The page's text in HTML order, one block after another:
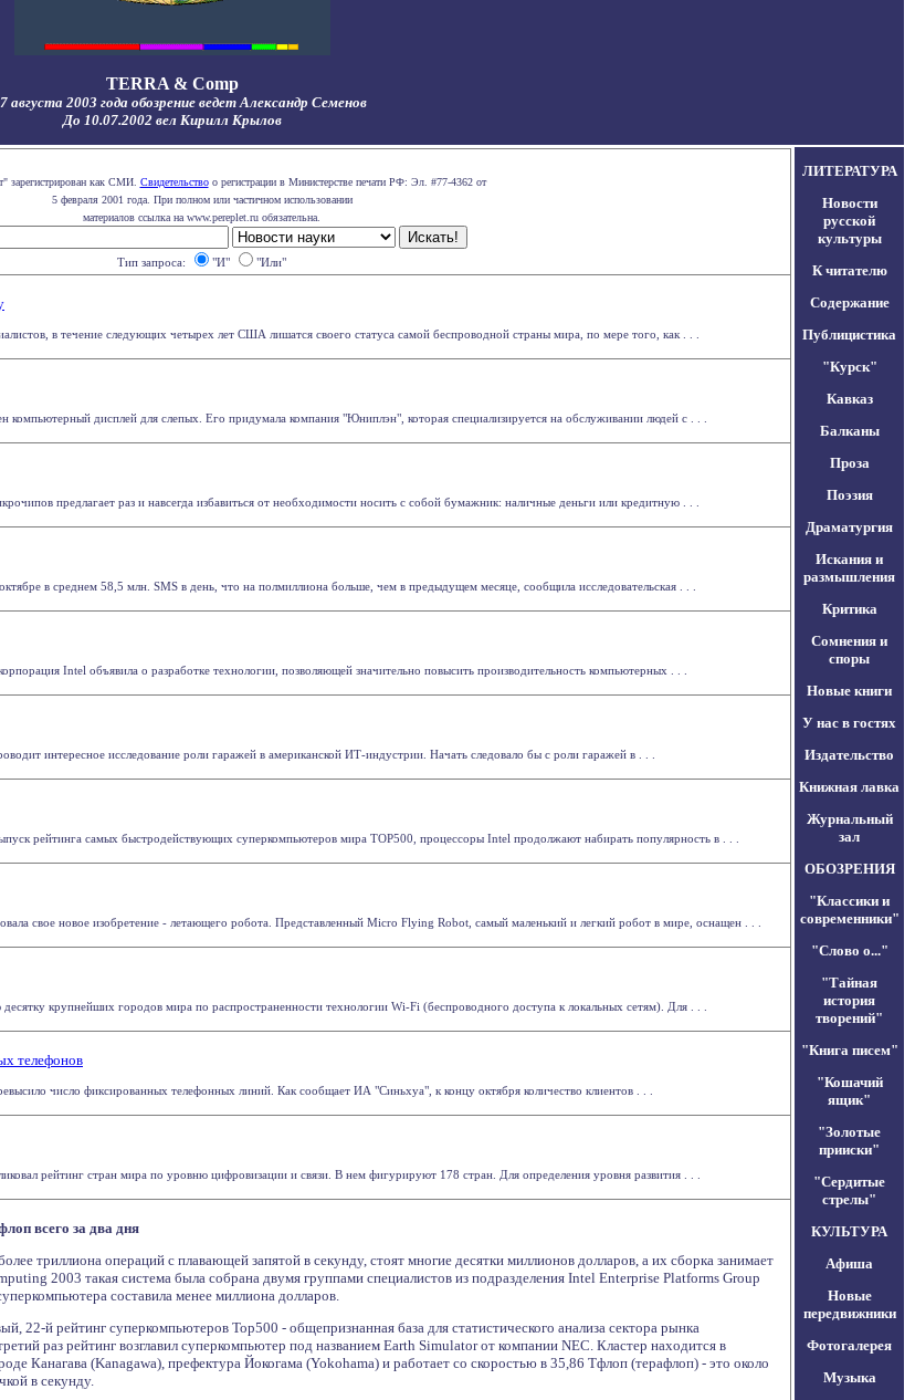
TERRA & Comp
августа 2003 года обозрение ведет Александр Семенов
До 10.07.2002 вел Кирилл Крылов
зарегистрирован как СМИ. Свидетельствоо регистрации в Министерстве печати РФ: Эл. #77-4362 от
5 февраля 2001 года. При полном или частичном использовании
материалов ссылка на www.pereplet.ru обязательна.
Тип запроса: "И" "Или"
в течение следующих четырех лет США лишатся своего статуса самой беспроводной страны мира, по мере того, как . . .
дисплей для слепых. Его придумала компания "Юниплэн", которая специализируется на обслуживании людей с . . .
предлагает раз и навсегда избавиться от необходимости носить с собой бумажник: наличные деньги или кредитную . . .
в среднем 58,5 млн. SMS в день, что на полмиллиона больше, чем в предыдущем месяце, сообщила исследовательская . . .
Intel объявила о разработке технологии, позволяющей значительно повысить производительность компьютерных . . .
интересное исследование роли гаражей в американской ИТ-индустрии. Начать следовало бы с роли гаражей в . . .
рейтинга самых быстродействующих суперкомпьютеров мира TOP500, процессоры Intel продолжают набирать популярность в . . .
свое новое изобретение - летающего робота. Представленный Micro Flying Robot, самый маленький и легкий робот в мире, оснащен . . .
крупнейших городов мира по распространенности технологии Wi-Fi (беспроводного доступа к локальных сетям). Для . . .
телефонов
число фиксированных телефонных линий. Как сообщает ИА "Синьхуа", к концу октября количество клиентов . . .
рейтинг стран мира по уровню цифровизации и связи. В нем фигурируют 178 стран. Для определения уровня развития . . .
всего за два дня
триллиона операций с плавающей запятой в секунду, стоят многие десятки миллионов долларов, а их сборка занимает
2003 такая система была собрана двумя группами специалистов из подразделения Intel Enterprise Platforms Group
составила менее миллиона долларов.
22-й рейтинг суперкомпьютеров Top500 - общепризнанная база для статистического анализа сектора рынка
раз рейтинг возглавил суперкомпьютер под названием Earth Simulator от компании NEC. Кластер находится в
Канагава (Kanagawa), префектура Йокогама (Yokohama) и работает со скоростью в 35,86 Тфлоп (терафлоп) - это около
в секунду.
ЛИТЕРАТУРА
Новости
русской
культуры
К читателю
Содержание
Публицистика
"Курск"
Кавказ
Балканы
Проза
Поэзия
Драматургия
Искания и
размышления
Критика
Сомнения и
споры
Новые книги
У нас в гостях
Издательство
Книжная лавка
Журнальный
зал
ОБОЗРЕНИЯ
"Классики и
современники"
"Слово о..."
"Тайная
история
творений"
"Книга писем"
"Кошачий
ящик"
"Золотые
прииски"
"Сердитые
стрелы"
КУЛЬТУРА
Афиша
Новые
передвижники
Фотогалерея
Музыка